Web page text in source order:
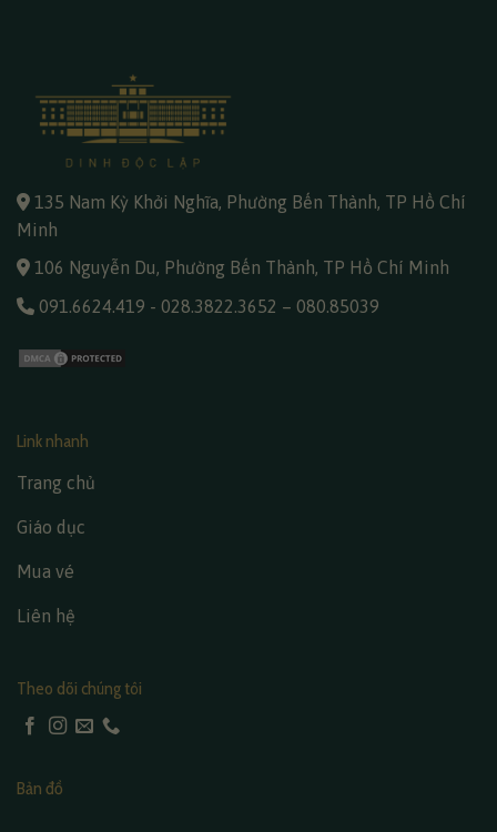
135 Nam Kỳ Khởi Nghĩa, Phường Bến Thành, TP Hồ Chí
Minh
106 Nguyễn Du, Phường Bến Thành, TP Hồ Chí Minh
091.6624.419 - 028.3822.3652 – 080.85039
Link nhanh
Trang chủ
Giáo dục
Mua vé
Liên hệ
Theo dõi chúng tôi
Bản đồ